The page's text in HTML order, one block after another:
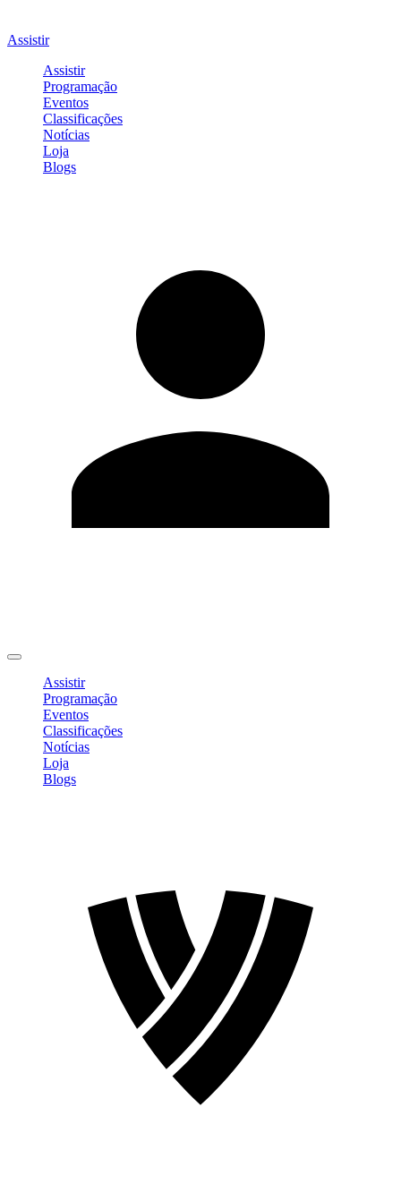
Assistir
Assistir
Programação
Eventos
Classificações
Notícias
Loja
Blogs
Assistir
Programação
Eventos
Classificações
Notícias
Loja
Blogs